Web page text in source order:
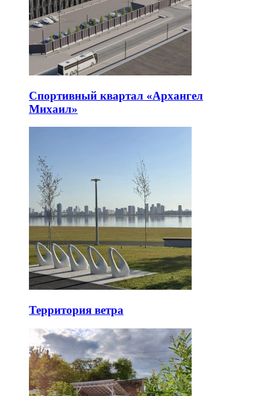
Спортивный квартал «Архангел
Михаил»
Территория ветра